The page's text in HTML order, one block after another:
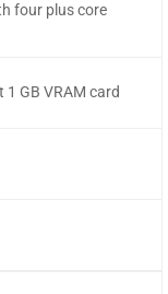
four plus core
GB VRAM card